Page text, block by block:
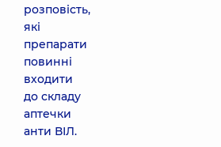
розповість,
які
препарати
повинні
входити
до складу
аптечки
анти ВІЛ.